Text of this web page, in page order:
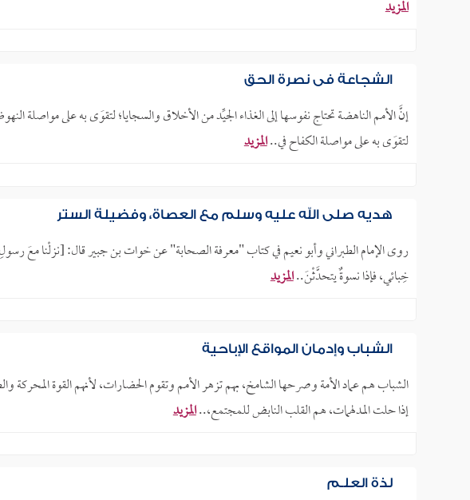
المزيد
الشجاعة في نصرة الحق
إنَّ الأمم الناهضة تحتاج نفوسها إلى الغذاء الجيِّد من الأخلاق والسجايا؛ لتقوَى به على مواصلة
لتقوَى به على مواصلة الكفاح في..المزيد
هديه صلى الله عليه وسلم مع العصاة، وفضيلة الستر
روى الإمام الطبراني وأبو نعيم في كتاب "معرفة الصحابة" عن خوات بن جبير قال: [نزلْنا معَ
خِبائي، فإذا نسوةٌ يتحدَّثْنَ..المزيد
الشباب وإدمان المواقع الإباحية
الشباب هم عماد الأمة وصرحها الشامخ، بهم تزهر الأمم وتقوم الحضارات، لأنهم القوة المحركة
إذا حلت المدلهمات، هم القلب النابض للمجتمع،..المزيد
لذة العلـم